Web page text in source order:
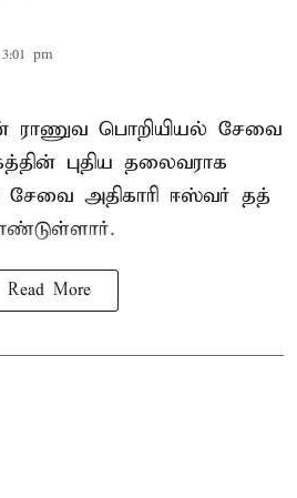
pm
ராணுவ பொறியியல் சேவை
புதிய தலைவராக
சேவை அதிகாரி ஈஸ்வர் தத்
Read More